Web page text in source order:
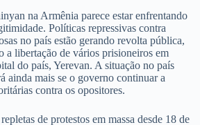
na Armênia parece estar enfrentando
Políticas repressivas contra
no país estão gerando revolta pública,
a libertação de vários prisioneiros em
do país, Yerevan. A situação no país
ainda mais se o governo continuar a
contra os opositores.
de protestos em massa desde 18 de